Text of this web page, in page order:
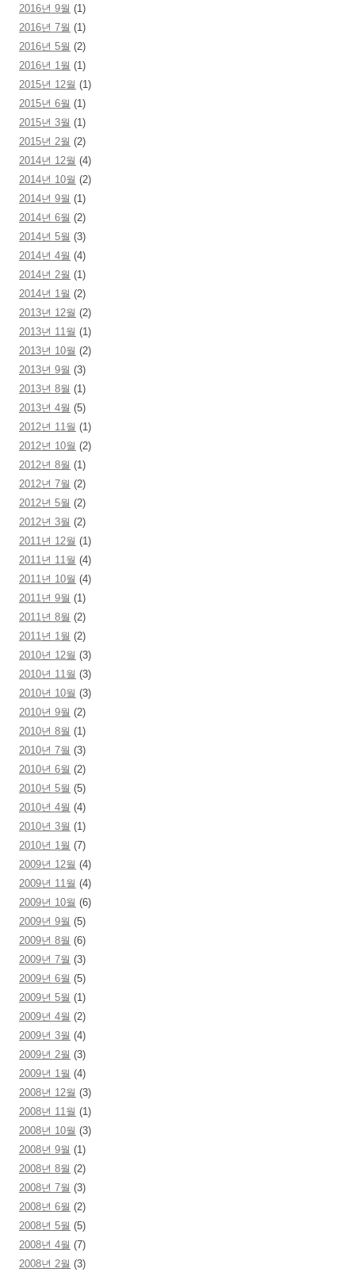
2016년 9월 (1)
2016년 7월 (1)
2016년 5월 (2)
2016년 1월 (1)
2015년 12월 (1)
2015년 6월 (1)
2015년 3월 (1)
2015년 2월 (2)
2014년 12월 (4)
2014년 10월 (2)
2014년 9월 (1)
2014년 6월 (2)
2014년 5월 (3)
2014년 4월 (4)
2014년 2월 (1)
2014년 1월 (2)
2013년 12월 (2)
2013년 11월 (1)
2013년 10월 (2)
2013년 9월 (3)
2013년 8월 (1)
2013년 4월 (5)
2012년 11월 (1)
2012년 10월 (2)
2012년 8월 (1)
2012년 7월 (2)
2012년 5월 (2)
2012년 3월 (2)
2011년 12월 (1)
2011년 11월 (4)
2011년 10월 (4)
2011년 9월 (1)
2011년 8월 (2)
2011년 1월 (2)
2010년 12월 (3)
2010년 11월 (3)
2010년 10월 (3)
2010년 9월 (2)
2010년 8월 (1)
2010년 7월 (3)
2010년 6월 (2)
2010년 5월 (5)
2010년 4월 (4)
2010년 3월 (1)
2010년 1월 (7)
2009년 12월 (4)
2009년 11월 (4)
2009년 10월 (6)
2009년 9월 (5)
2009년 8월 (6)
2009년 7월 (3)
2009년 6월 (5)
2009년 5월 (1)
2009년 4월 (2)
2009년 3월 (4)
2009년 2월 (3)
2009년 1월 (4)
2008년 12월 (3)
2008년 11월 (1)
2008년 10월 (3)
2008년 9월 (1)
2008년 8월 (2)
2008년 7월 (3)
2008년 6월 (2)
2008년 5월 (5)
2008년 4월 (7)
2008년 2월 (3)